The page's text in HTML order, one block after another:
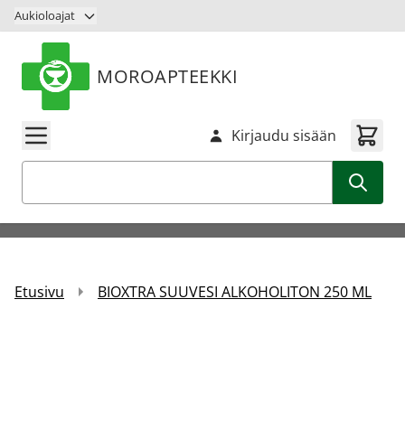
Siirry sisältöön
Aukioloajat
MOROAPTEEKKI
Kirjaudu sisään
Etusivu BIOXTRA SUUVESI ALKOHOLITON 250 ML